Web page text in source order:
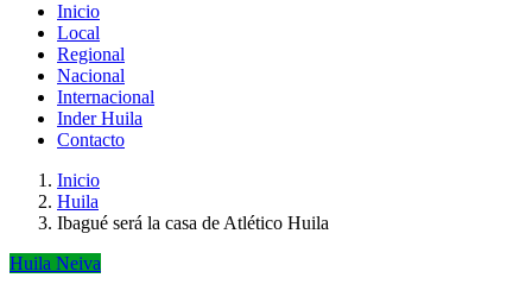
Inicio
Local
Regional
Nacional
Internacional
Inder Huila
Contacto
Inicio
Huila
Ibagué será la casa de Atlético Huila
Huila Neiva